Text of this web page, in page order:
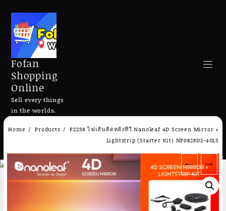
Skip
Fofan
Shopping
Online
Sell every things
in the worlds.
Search
Home Products
F2258 ไฟเส้นติดหลังทีวี Nanoleaf 4D Screen Mirror +
Lightstrip (Starter Kit) NF082K02-40LS
← →
Add to cart